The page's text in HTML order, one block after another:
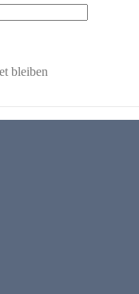
bleiben